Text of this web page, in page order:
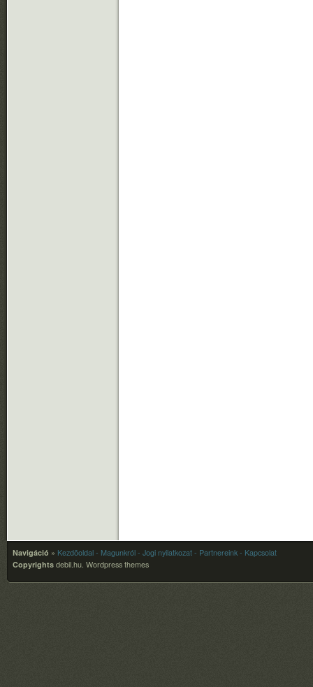
Navigáció » Kezdõoldal - Magunkról - Jogi nyilatkozat - Partnereink - Kapcsolat
Copyrights debil.hu. Wordpress themes